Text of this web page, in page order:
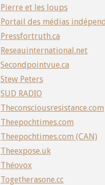
Pierre et les loups
Portail des médias
Pressfortruth.ca
Reseauinternational.net
Secondpointvue.ca
Stew Peters
SUD RADIO
Theconsciousresistance.com
Theepochtimes.com
Theepochtimes.com (CAN)
Theexpose.uk
Théovox
Togetherasone.cc